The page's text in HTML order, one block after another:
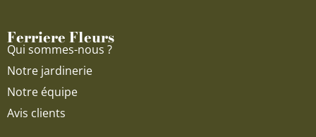
Ferriere Fleurs
Qui sommes-nous ?
Notre jardinerie
Notre équipe
Avis clients